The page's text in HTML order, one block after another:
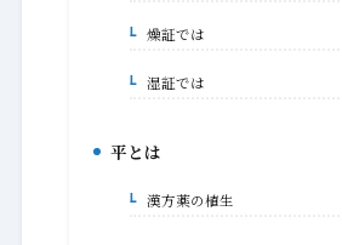
4-1-1.
燥証では
4-1-2.
湿証では
平とは
5-1.漢方薬の植生